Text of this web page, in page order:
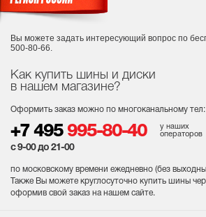
Как купить шины и диски
в нашем магазине?
Оформить заказ можно по многоканальному тел:
+7 495 995-80-40
у наших
операторов
с 9-00 до 21-00
по московскому времени ежедневно (без
Также Вы можете круглосуточно купить шины
оформив свой заказ на нашем сайте.
Вы можете задать интересующий вопрос по
500-80-66.